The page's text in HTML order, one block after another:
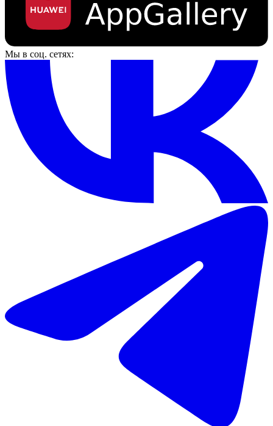
Мы в соц. сетях: